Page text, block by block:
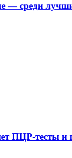
— среди
ПЦР-тесты и